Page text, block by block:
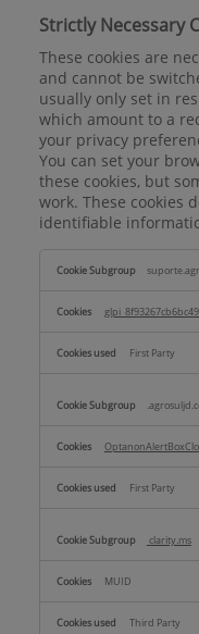
Strictly Necessary
These cookies are
and cannot be
usually only set in
which amount to a
your privacy
You can set your
these cookies, but
work. These cookies
identifiable
Necessary
First Party
First Party
clarity.ms
MUID
Third Party